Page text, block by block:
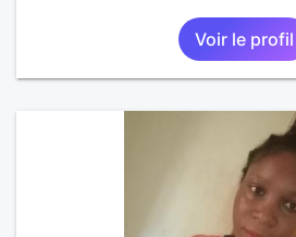
Voir le profil